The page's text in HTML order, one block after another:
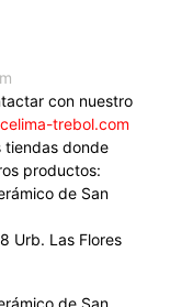
con nuestro
trebol.com
tiendas donde
productos:
de San
Urb. Las Flores
de San